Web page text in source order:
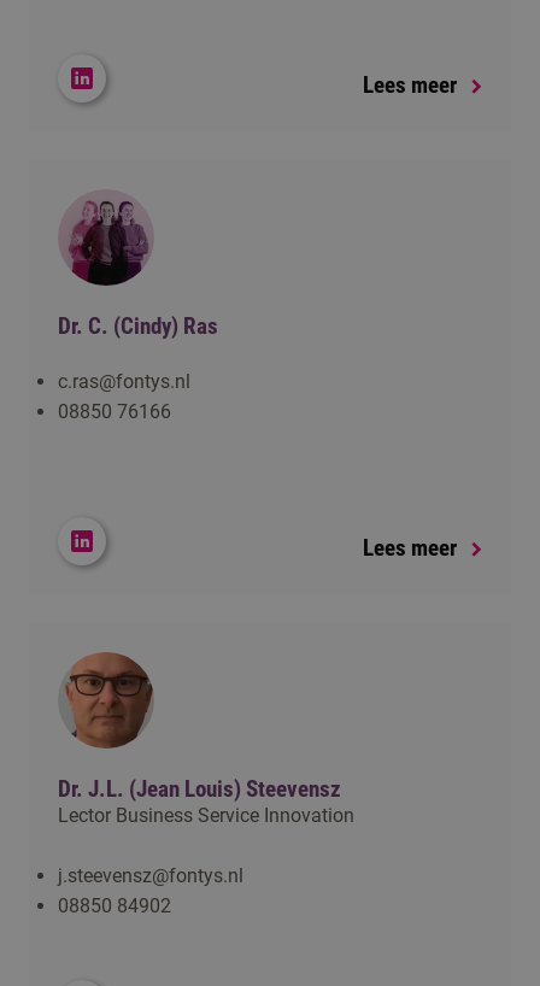
Lees meer
Dr. C. (Cindy) Ras
c.ras@fontys.nl
08850 76166
Lees meer
Dr. J.L. (Jean Louis) Steevensz
Lector Business Service Innovation
j.steevensz@fontys.nl
08850 84902